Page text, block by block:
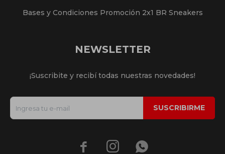
Bases y Condiciones Promoción 2x1 BR Sneakers
NEWSLETTER
¡Suscribite y recibí todas nuestras novedades!
SUSCRIBIRME
  